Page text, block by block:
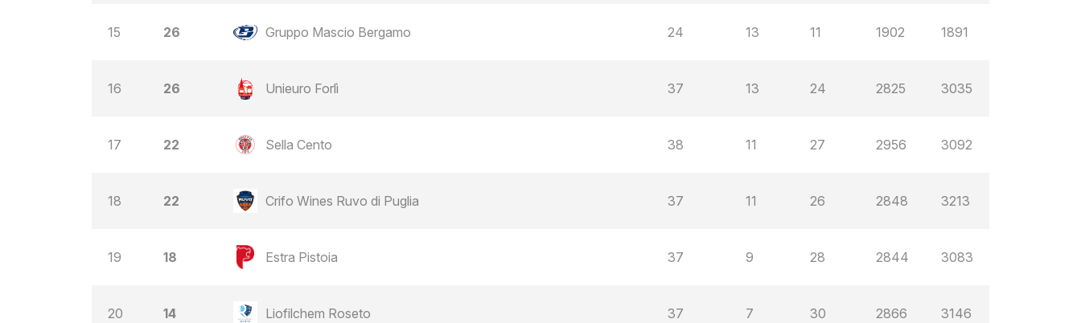
15 26 Gruppo Mascio Bergamo 24 13 11 1902 1891
16 26 Unieuro Forlì 37 13 24 2825 3035
17 22 Sella Cento 38 11 27 2956 3092
18 22 Crifo Wines Ruvo di Puglia 37 11 26 2848 3213
19 18 Estra Pistoia 37 9 28 2844 3083
20 14 Liofilchem Roseto 37 7 30 2866 3146